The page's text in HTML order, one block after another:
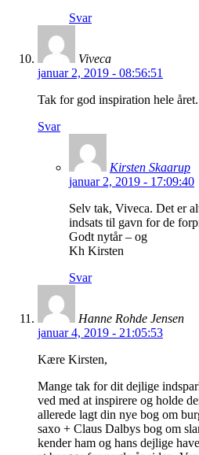
Svar
Viveca
januar 2, 2019 - 08:56:51
Tak for god inspiration hele
Svar
Kirsten Skaarup
januar 2, 2019 - 17:09:40
Selv tak, Viveca. Det er
indsats til gavn for de
Godt nytår – og
Kh Kirsten
Svar
Hanne Rohde Jensen
januar 4, 2019 - 21:05:53
Kære Kirsten,
Mange tak for dit dejlige
ved med at inspirere og holde
allerede lagt din nye bog om
saxo + Claus Dalbys bog om
kender ham og hans dejlige